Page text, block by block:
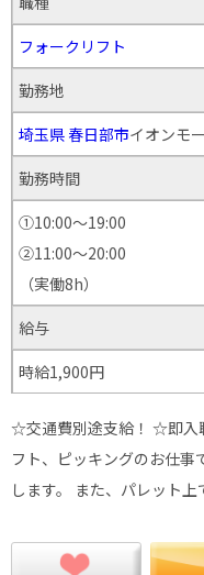
フォークリフト
勤務地
埼玉県 春日部市イオンモ
勤務時間
①10:00～19:00
②11:00～20:00
（実働8h）
給与
時給1,900円
☆交通費別途支給！ ☆即入
フト、ピッキングのお仕事
します。 また、パレット